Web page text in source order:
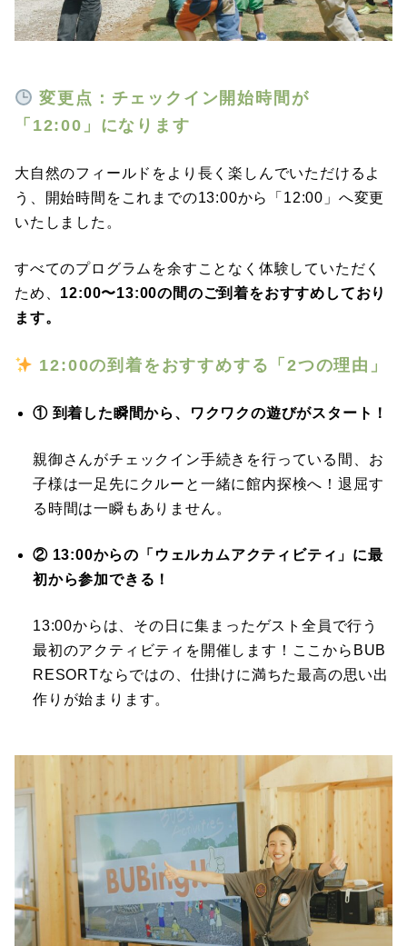
変更点：チェックイン開始時間が
「12:00」になります
大自然のフィールドをより長く楽しんでいただけるよ
う、開始時間をこれまでの13:00から「12:00」へ変更
いたしました。
すべてのプログラムを余すことなく体験していただく
ため、 12:00〜13:00の間のご到着をおすすめしており
ます。
12:00の到着をおすすめする「2つの理由」
① 到着した瞬間から、ワクワクの遊びがスタート！
親御さんがチェックイン手続きを行っている間、お
子様は一足先にクルーと一緒に館内探検へ！退屈す
る時間は一瞬もありません。
② 13:00からの「ウェルカムアクティビティ」に最
初から参加できる！
13:00からは、その日に集まったゲスト全員で行う
最初のアクティビティを開催します！ここからBUB
RESORTならではの、仕掛けに満ちた最高の思い出
作りが始まります。